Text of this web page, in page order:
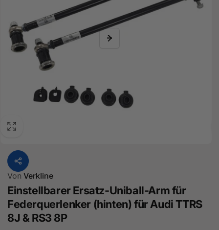
Von Verkline
Einstellbarer Ersatz-Uniball-Arm für
Federquerlenker (hinten) für Audi TTRS
8J & RS3 8P